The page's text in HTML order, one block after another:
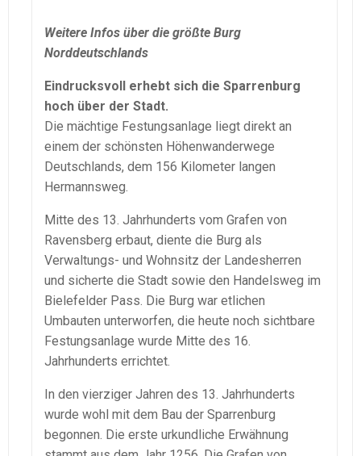
Weitere Infos über die größte Burg
Norddeutschlands
Eindrucksvoll erhebt sich die Sparrenburg
hoch über der Stadt.
Die mächtige Festungsanlage liegt direkt an
einem der schönsten Höhenwanderwege
Deutschlands, dem 156 Kilometer langen
Hermannsweg.
Mitte des 13. Jahrhunderts vom Grafen von
Ravensberg erbaut, diente die Burg als
Verwaltungs- und Wohnsitz der Landesherren
und sicherte die Stadt sowie den Handelsweg im
Bielefelder Pass. Die Burg war etlichen
Umbauten unterworfen, die heute noch sichtbare
Festungsanlage wurde Mitte des 16.
Jahrhunderts errichtet.
In den vierziger Jahren des 13. Jahrhunderts
wurde wohl mit dem Bau der Sparrenburg
begonnen. Die erste urkundliche Erwähnung